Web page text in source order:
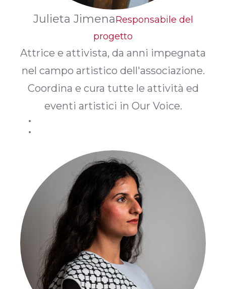
Julieta JimenaResponsabile del
progetto
Attrice e attivista, da anni impegnata
nel campo artistico dell'associazione.
Coordina e cura tutte le attività ed
eventi artistici in Our Voice.